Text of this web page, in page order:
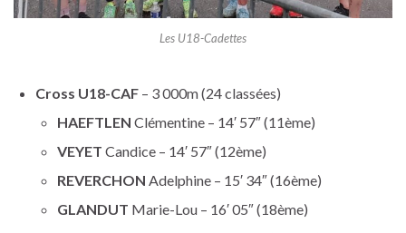
Les U18-Cadettes
Cross U18-CAF – 3 000m (24 classées)
HAEFTLEN Clémentine – 14′ 57″ (11ème)
VEYET Candice – 14′ 57″ (12ème)
REVERCHON Adelphine – 15′ 34″ (16ème)
GLANDUT Marie-Lou – 16′ 05″ (18ème)